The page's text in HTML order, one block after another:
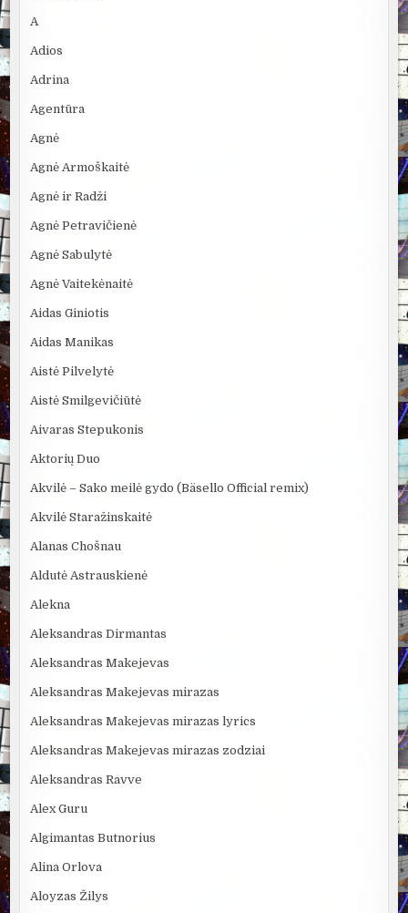
A
Adios
Adrina
Agentūra
Agnė
Agnė Armoškaitė
Agnė ir Radži
Agnė Petravičienė
Agnė Sabulytė
Agnė Vaitekėnaitė
Aidas Giniotis
Aidas Manikas
Aistė Pilvelytė
Aistė Smilgevičiūtė
Aivaras Stepukonis
Aktorių Duo
Akvilė – Sako meilė gydo (Bäsello Official remix)
Akvilė Staražinskaitė
Alanas Chošnau
Aldutė Astrauskienė
Alekna
Aleksandras Dirmantas
Aleksandras Makejevas
Aleksandras Makejevas mirazas
Aleksandras Makejevas mirazas lyrics
Aleksandras Makejevas mirazas zodziai
Aleksandras Ravve
Alex Guru
Algimantas Butnorius
Alina Orlova
Aloyzas Žilys